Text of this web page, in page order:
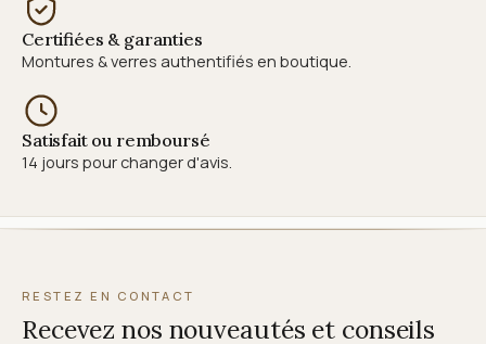
Certifiées & garanties
Montures & verres authentifiés en boutique.
Satisfait ou remboursé
14 jours pour changer d'avis.
RESTEZ EN CONTACT
Recevez nos nouveautés et conseils